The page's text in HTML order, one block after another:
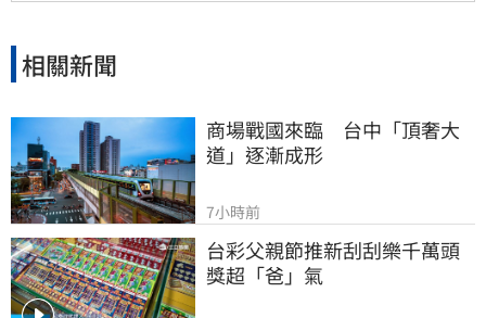
相關新聞
商場戰國來臨　台中「頂奢大
道」逐漸成形
7小時前
台彩父親節推新刮刮樂千萬頭
獎超「爸」氣